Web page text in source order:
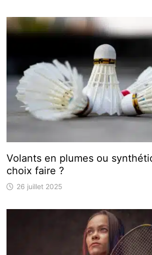
Volants en plumes ou
choix faire ?
26 juillet 2025